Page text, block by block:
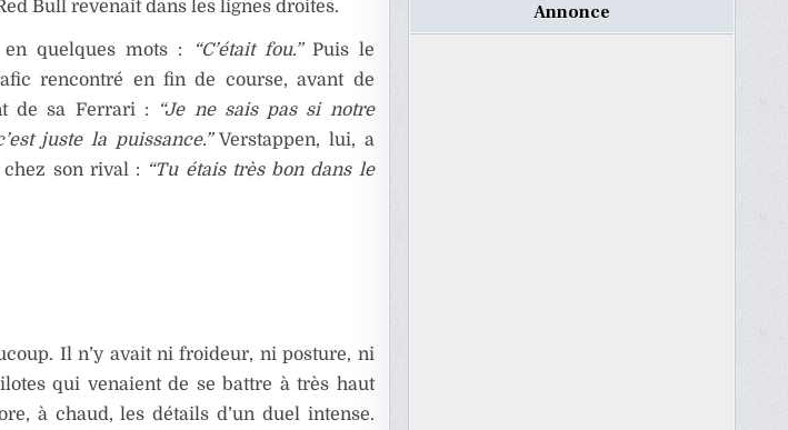
Bull revenait dans les lignes droites.
quelques mots : “C’était fou.”Puis le
rencontré en fin de course, avant de
de sa Ferrari :
“Je ne sais pas si notre
juste la puissance.”Verstappen, lui, a
son rival : “Tu étais très bon dans le
Il n’y avait ni froideur, ni posture, ni
qui venaient de se battre à très haut
à chaud, les détails d’un duel intense.
Annonce